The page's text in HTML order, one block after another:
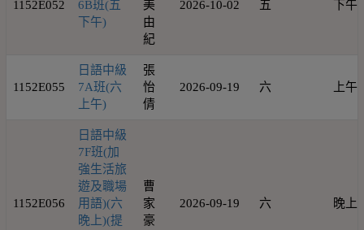
1152E052
6B班(五
下午)
美
由
紀
2026-10-02 五 下午
1152E055
日語中級
7A班(六
上午)
張
怡
倩
2026-09-19 六 上午
1152E056
日語中級
7F班(加
強生活旅
遊及職場
用語)(六
晚上)(提
曹
家
豪
2026-09-19 六 晚上